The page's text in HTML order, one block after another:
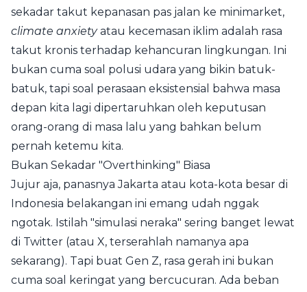
sekadar takut kepanasan pas jalan ke minimarket,
climate anxietyatau kecemasan iklim adalah rasa
takut kronis terhadap kehancuran lingkungan. Ini
bukan cuma soal polusi udara yang bikin batuk-
batuk, tapi soal perasaan eksistensial bahwa masa
depan kita lagi dipertaruhkan oleh keputusan
orang-orang di masa lalu yang bahkan belum
pernah ketemu kita.
Bukan Sekadar "Overthinking" Biasa
Jujur aja, panasnya Jakarta atau kota-kota besar di
Indonesia belakangan ini emang udah nggak
ngotak. Istilah "simulasi neraka" sering banget lewat
di Twitter (atau X, terserahlah namanya apa
sekarang). Tapi buat Gen Z, rasa gerah ini bukan
cuma soal keringat yang bercucuran. Ada beban